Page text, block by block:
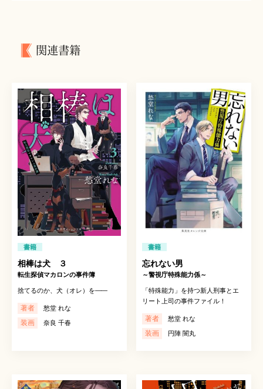
関連書籍
書籍
相棒は犬 ３
転生探偵マカロンの事件簿
捨てるのか、犬（オレ）を――
著者 愁堂 れな
装画 奈良 千春
書籍
忘れない男
～警視庁特殊能力係～
「特殊能力」を持つ新人刑事とエ
リート上司の事件ファイル！
著者 愁堂 れな
装画 円陣 闇丸